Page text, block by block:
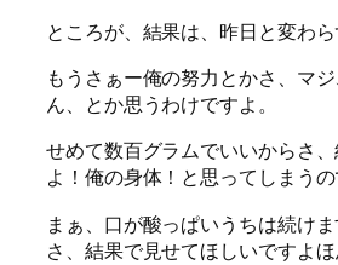
ところが、結果は、昨日と変わら
もうさぁー俺の努力とかさ、マ
ん、とか思うわけですよ。
せめて数百グラムでいいからさ
よ！俺の身体！と思ってしまうの
まぁ、口が酸っぱいうちは続け
さ、結果で見せてほしいですよほ